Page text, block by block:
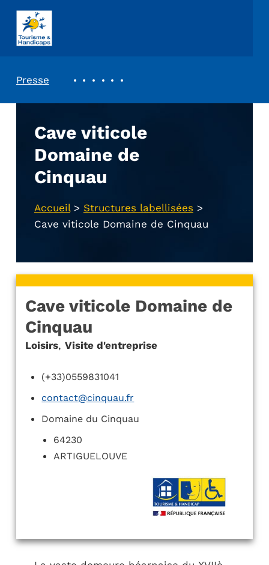
ASSOCIATION TOURISME ET HANDICAPS
Presse
Cave viticole
Domaine de
Cinquau
Accueil> Structures labellisées >
Cave viticole Domaine de Cinquau
Cave viticole Domaine de
Cinquau
Loisirs, Visite d'entreprise
(+33)0559831041
contact@cinquau.fr
Domaine du Cinquau
64230
ARTIGUELOUVE